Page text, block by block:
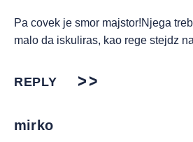
Pa covek je smor majstor!Njega
malo da iskuliras, kao rege stejdz
REPLY
mirko